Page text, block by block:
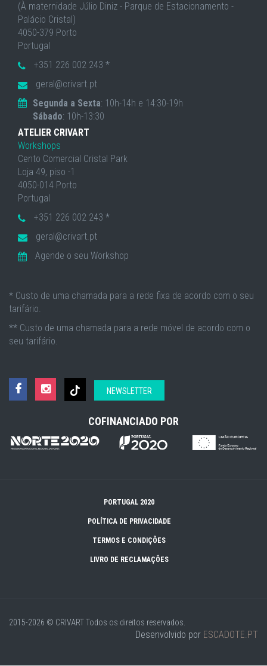
(À maternidade Júlio Diniz - Parque de Estacionamento -
Palácio Cristal)
4050-379 Porto
Portugal
+351 226 002 243 *
geral@crivart.pt
Segunda a Sexta: 10h-14h e 14:30-19h
Sábado: 10h-13:30
ATELIER CRIVART
Workshops
Cento Comercial Cristal Park
Loja 49, piso -1
4050-014 Porto
Portugal
+351 226 002 243 *
geral@crivart.pt
Agende o seu Workshop
* Custo de uma chamada para a rede fixa de acordo com o seu
tarifário.
** Custo de uma chamada para a rede móvel de acordo com o
seu tarifário.
NEWSLETTER
COFINANCIADO POR
PORTUGAL 2020
POLÍTICA DE PRIVACIDADE
TERMOS E CONDIÇÕES
LIVRO DE RECLAMAÇÕES
2015-2026 © CRIVARTTodos os direitos reservados.
Desenvolvido por ESCADOTE.PT